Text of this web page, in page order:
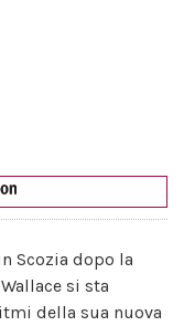
Scozia dopo la
si sta
della sua nuova